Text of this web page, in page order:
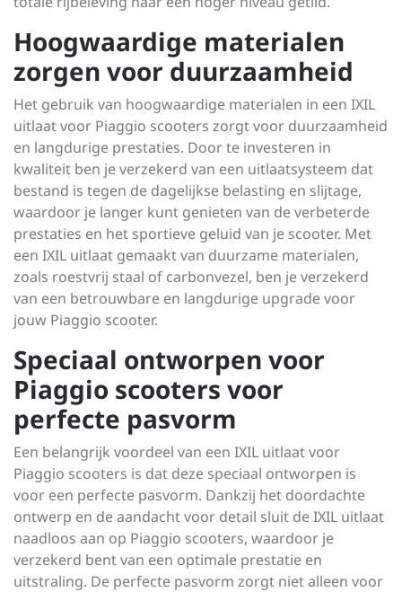
Hoogwaardige materialen
zorgen voor duurzaamheid
Het gebruik van hoogwaardige materialen in een IXIL
uitlaat voor Piaggio scooters zorgt voor duurzaamheid
en langdurige prestaties. Door te investeren in
kwaliteit ben je verzekerd van een uitlaatsysteem dat
bestand is tegen de dagelijkse belasting en slijtage,
waardoor je langer kunt genieten van de verbeterde
prestaties en het sportieve geluid van je scooter. Met
een IXIL uitlaat gemaakt van duurzame materialen,
zoals roestvrij staal of carbonvezel, ben je verzekerd
van een betrouwbare en langdurige upgrade voor
jouw Piaggio scooter.
Speciaal ontworpen voor
Piaggio scooters voor
perfecte pasvorm
Een belangrijk voordeel van een IXIL uitlaat voor
Piaggio scooters is dat deze speciaal ontworpen is
voor een perfecte pasvorm. Dankzij het doordachte
ontwerp en de aandacht voor detail sluit de IXIL uitlaat
naadloos aan op Piaggio scooters, waardoor je
verzekerd bent van een optimale prestatie en
uitstraling. De perfecte pasvorm zorgt niet alleen voor